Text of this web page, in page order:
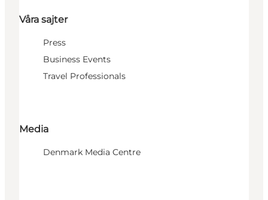
Våra sajter
Press
Business Events
Travel Professionals
Media
Denmark Media Centre